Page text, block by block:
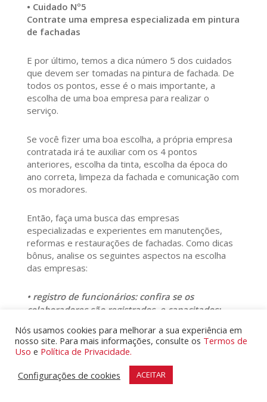
• Cuidado Nº5
Contrate uma empresa especializada em pintura
de fachadas
E por último, temos a dica número 5 dos cuidados
que devem ser tomadas na pintura de fachada. De
todos os pontos, esse é o mais importante, a
escolha de uma boa empresa para realizar o
serviço.
Se você fizer uma boa escolha, a própria empresa
contratada irá te auxiliar com os 4 pontos
anteriores, escolha da tinta, escolha da época do
ano correta, limpeza da fachada e comunicação com
os moradores.
Então, faça uma busca das empresas
especializadas e experientes em manutenções,
reformas e restaurações de fachadas. Como dicas
bônus, analise os seguintes aspectos na escolha
das empresas:
• registro de funcionários: confira se os
colaboradores são registrados, e capacitados;
equipamentos de proteção individual (EPIs) e se
os colaboradores possuem os treinamentos de
• documentação e alvarás: verifique se a
Nós usamos cookies para melhorar a sua experiência em
nosso site. Para mais informações, consulte os Termos de
Uso e Política de Privacidade.
Configurações de cookies
ACEITAR